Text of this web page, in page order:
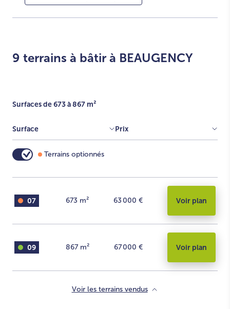
9 terrains à bâtir à BEAUGENCY
Afficher l'emprise constructible
Surfaces de 673 à 867 m²
Surface Prix
Terrains optionnés
07 673 m² 63 000 € Voir plan
09 867 m² 67 000 € Voir plan
Voir les terrains vendus